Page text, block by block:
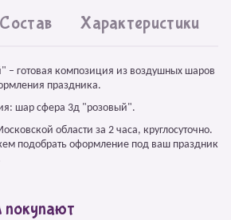
Состав Характеристики
– готовая композиция из воздушных шаров
праздника.
шар сфера 3д "розовый".
области за 2 часа, круглосуточно.
подобрать оформление под ваш праздник